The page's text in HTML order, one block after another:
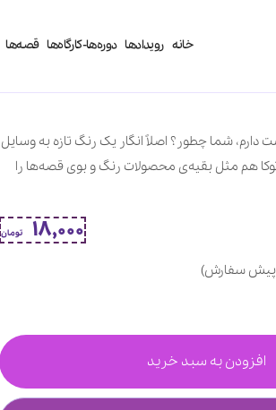
خانه رویدادها دوره‌ها-کارگاه‌ها قصه‌ها
شما چطور؟ اصلاً انگار یک رنگ تازه به وسایل
هم مثل بقیه‌ی محصولات رنگ و بوی قصه‌ها را
18,000 تومان
پیش سفارش)
افزودن به سبد خرید